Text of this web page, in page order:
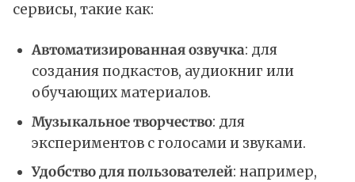
сервисы, такие как:
Автоматизированная озвучка: для
создания подкастов, аудиокниг или
обучающих материалов.
Музыкальное творчество: для
экспериментов с голосами и звуками.
Удобство для пользователей: например,